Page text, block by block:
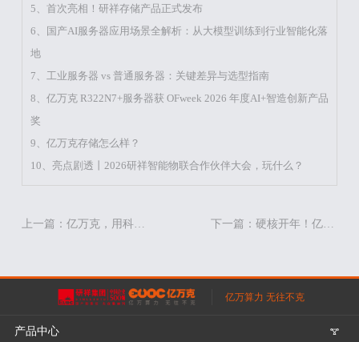
5、首次亮相！研祥存储产品正式发布
6、国产AI服务器应用场景全解析：从大模型训练到行业智能化落
地
7、工业服务器 vs 普通服务器：关键差异与选型指南
8、亿万克 R322N7+服务器获 OFweek 2026 年度AI+智造创新产品
奖
9、亿万克存储怎么样？
10、亮点剧透丨2026研祥智能物联合作伙伴大会，玩什么？
上一篇：亿万克，用科技为金融行业赋能
亿万算力 无往不克
产品中心 𐃮